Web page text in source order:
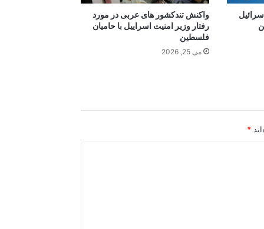
یک جنگنده‌ی اف ۳۵ اسرائیل
واکنش تندکشور های عربی در مورد
رفتار وزیر امنیت اسراییل با حامیان
فلسطین
می 25, 2026
*